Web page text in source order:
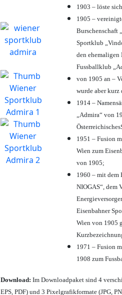
1903 – löste
1905 –
Burschenschaft
Sportklub
den ehemaligen
Fussballklub
von 1905 an –
wurde aber kurz
1914 –
„Admira“ von
1951 – Fusion
Wien zum
von 1905;
1960 – mit dem
NIOGAS“, dem
Eisenbahner
Wien von 1905
1971 – Fusion
1908 zum
Download: Im Downloadpaket sind 4
EPS, PDF) und 3 Pixelgrafikformate (JPG,